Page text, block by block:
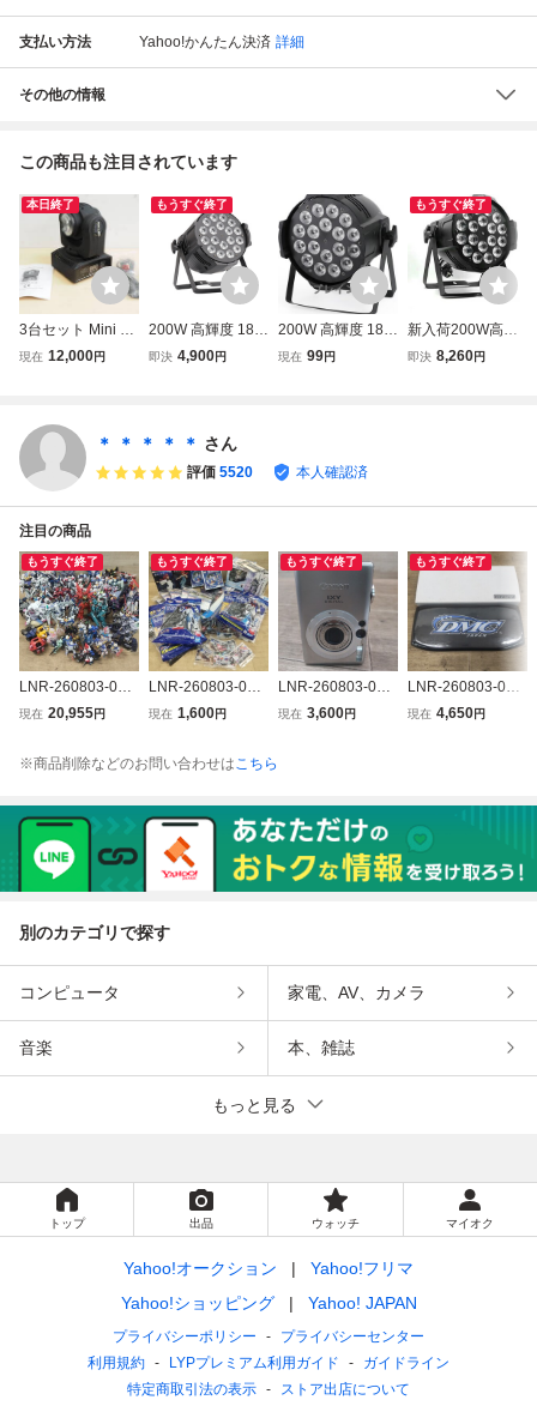
支払い方法 Yahoo!かんたん決済 詳細
その他の情報
この商品も注目されています
本日終了
3台セット Mini M
oving Head Ki Ap
現在 12,000円
もうすぐ終了
200W 高輝度 18L
ED ステージライ
0°ムービングヘッ
ンネル 回転可能
即決 4,900円
200W 高輝度 18L
ED ステージライ
ドライト 4/8チャ
ンネル 回転可能
現在 99円
もうすぐ終了
新入荷200W高輝
度18LEDステージ
可能
即決 8,260円
＊ ＊ ＊ ＊ ＊ さん
評価 5520 本人確認済
注目の商品
もうすぐ終了
LNR-260803-055
ガンプラ まとめ
グバスター ゴール
レジェンドガンダ
ム 他 GUNDAM
現在 20,955円
もうすぐ終了
LNR-260803-037
ガンダム 一番くじ
ュア プラモデル
ト 他 まとめ売り
ガンプラ
現在 1,600円
もうすぐ終了
LNR-260803-038
Canon キャノン
撮影 写真 カメラ
現状品
現在 3,600円
もうすぐ終了
LNR-260803-040
【未開封】DMC
現在 4,650円
※商品削除などのお問い合わせはこちら
別のカテゴリで探す
コンピュータ 家電、AV、カメラ
音楽 本、雑誌
もっと見る
トップ 出品 ウォッチ マイオク
Yahoo!オークション
Yahoo!フリマ
Yahoo!ショッピング
Yahoo! JAPAN
プライバシーポリシー
プライバシーセンター
利用規約
LYPプレミアム利用ガイド
ガイドライン
特定商取引法の表示
ストア出店について